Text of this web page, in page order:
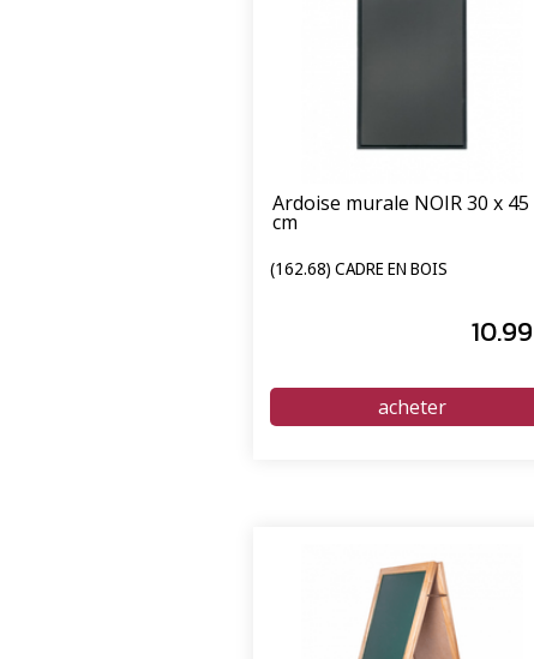
Ardoise murale NOIR 30 x 45
cm
(162.68) CADRE EN BOIS
10.99